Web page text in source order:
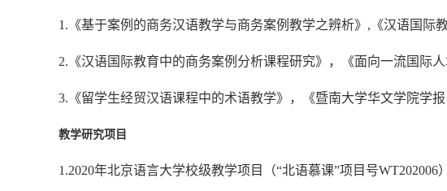
1. 《基于案例的商务汉语教学与商务案例教学之辨析》,《汉语国际
2. 《汉语国际教育中的商务案例分析课程研究》，《面向一流国际
3. 《留学生经贸汉语课程中的术语教学》，《暨南大学华文学院学
教学研究项目
1.2020年北京语言大学校级教学项目（“北语慕课”项目号